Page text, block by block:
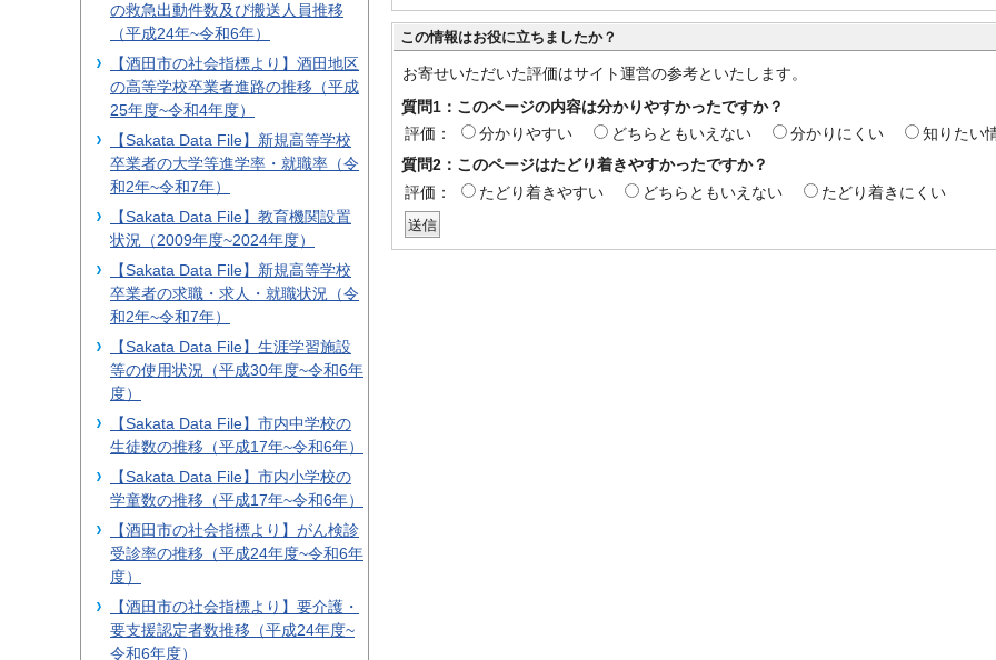
この情報はお役に立ちましたか？
お寄せいただいた評価はサイト運営の参考といたします。
質問1：このページの内容は分かりやすかったですか？
評価：
分かりやすい どちらともいえない 分かりにくい
知りたい
質問2：このページはたどり着きやすかったですか？
評価：
たどり着きやすい どちらともいえない たどり着きにくい
の救急出動件数及び搬送人員推移
（平成24年~令和6年）
【酒田市の社会指標より】酒田地区
の高等学校卒業者進路の推移（平成
25年度~令和4年度）
【Sakata Data File】新規高等学校
卒業者の大学等進学率・就職率（令
和2年~令和7年）
【Sakata Data File】教育機関設置
状況（2009年度~2024年度）
【Sakata Data File】新規高等学校
卒業者の求職・求人・就職状況（令
和2年~令和7年）
【Sakata Data File】生涯学習施設
等の使用状況（平成30年度~令和6年
度）
【Sakata Data File】市内中学校の
生徒数の推移（平成17年~令和6年）
【Sakata Data File】市内小学校の
学童数の推移（平成17年~令和6年）
【酒田市の社会指標より】がん検診
受診率の推移（平成24年度~令和6年
度）
【酒田市の社会指標より】要介護・
要支援認定者数推移（平成24年度~
令和6年度）